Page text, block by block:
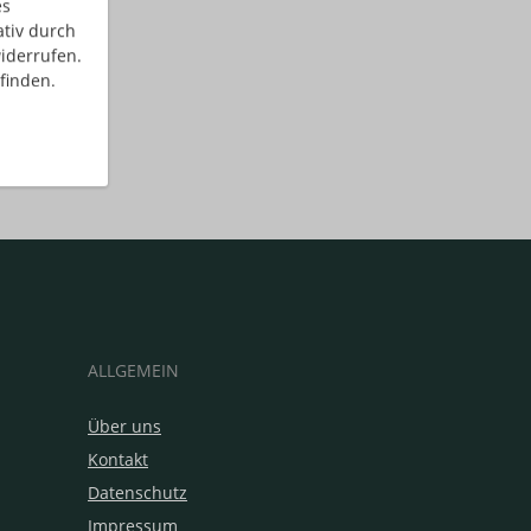
durch
ALLGEMEIN
Über uns
Kontakt
Datenschutz
Impressum